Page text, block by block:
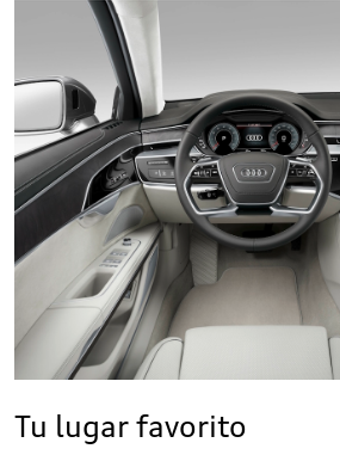
Tu lugar favorito